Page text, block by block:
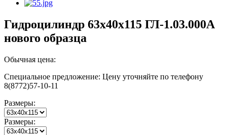
Гидроцилиндр 63x40х115 ГЛ-1.03.000A
нового образца
Обычная цена:
Специальное предложение: Цену уточняйте по телефону
8(8772)57-10-11
Размеры:
Размеры: